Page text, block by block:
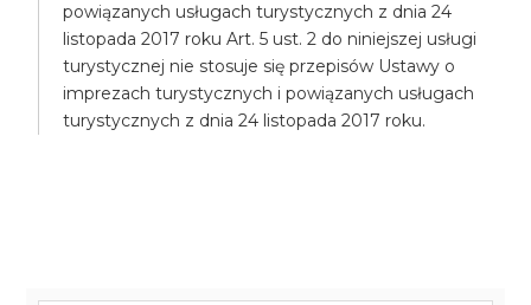
powiązanych usługach turystycznych z dnia 24
listopada 2017 roku Art. 5 ust. 2 do niniejszej usługi
turystycznej nie stosuje się przepisów Ustawy o
imprezach turystycznych i powiązanych usługach
turystycznych z dnia 24 listopada 2017 roku.